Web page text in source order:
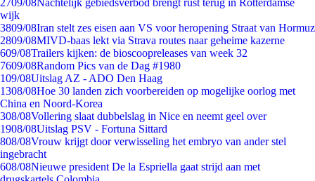
2709/08Nachtelijk gebiedsverbod brengt rust terug in Rotterdamse
wijk
3809/08Iran stelt zes eisen aan VS voor heropening Straat van Hormuz
2809/08MIVD-baas lekt via Strava routes naar geheime kazerne
609/08Trailers kijken: de bioscoopreleases van week 32
7609/08Random Pics van de Dag #1980
109/08Uitslag AZ - ADO Den Haag
1308/08Hoe 30 landen zich voorbereiden op mogelijke oorlog met
China en Noord-Korea
308/08Vollering slaat dubbelslag in Nice en neemt geel over
1908/08Uitslag PSV - Fortuna Sittard
808/08Vrouw krijgt door verwisseling het embryo van ander stel
ingebracht
608/08Nieuwe president De la Espriella gaat strijd aan met